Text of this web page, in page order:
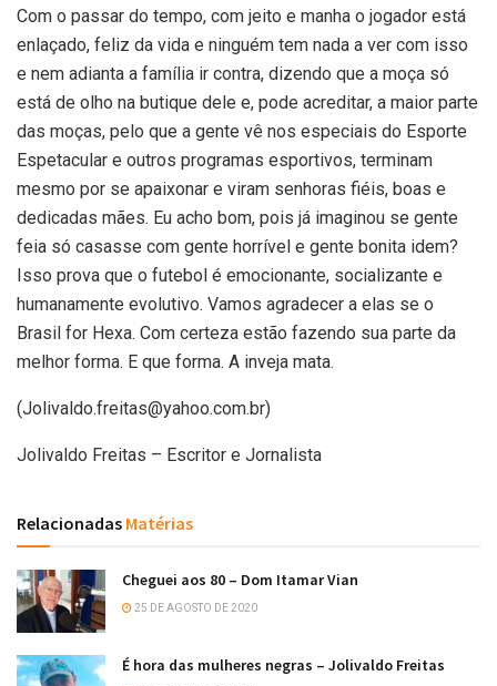
Com o passar do tempo, com jeito e manha o jogador está
enlaçado, feliz da vida e ninguém tem nada a ver com isso
e nem adianta a família ir contra, dizendo que a moça só
está de olho na butique dele e, pode acreditar, a maior parte
das moças, pelo que a gente vê nos especiais do Esporte
Espetacular e outros programas esportivos, terminam
mesmo por se apaixonar e viram senhoras fiéis, boas e
dedicadas mães. Eu acho bom, pois já imaginou se gente
feia só casasse com gente horrível e gente bonita idem?
Isso prova que o futebol é emocionante, socializante e
humanamente evolutivo. Vamos agradecer a elas se o
Brasil for Hexa. Com certeza estão fazendo sua parte da
melhor forma. E que forma. A inveja mata.
(Jolivaldo.freitas@yahoo.com.br)
Jolivaldo Freitas – Escritor e Jornalista
Relacionadas Matérias
Cheguei aos 80 – Dom Itamar Vian
25 DE AGOSTO DE 2020
É hora das mulheres negras – Jolivaldo Freitas